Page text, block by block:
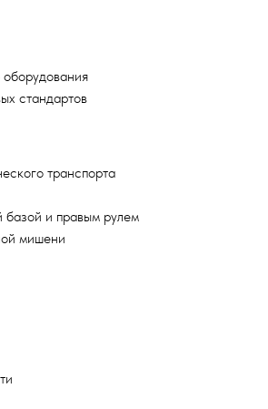
оборудования
стандартов
транспорта
базой и правым рулем
мишени